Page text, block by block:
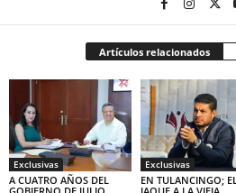
Artículos relacionados
Exclusivas
A CUATRO AÑOS DEL
Exclusivas
EN TULANCINGO; EL